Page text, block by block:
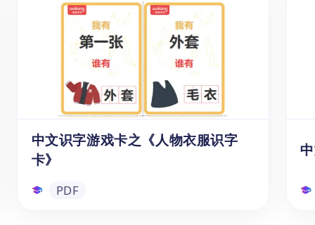
（2）水果类词汇：香蕉（xiāng jiāo）、石
榴（shí liú）、樱桃（yīng táo）、芒果
（máng guǒ）、草莓（cǎo méi）、柠檬
（níng méng）、西瓜（xī guā）
中文识字游戏卡之《人物衣服识字
卡》
PDF